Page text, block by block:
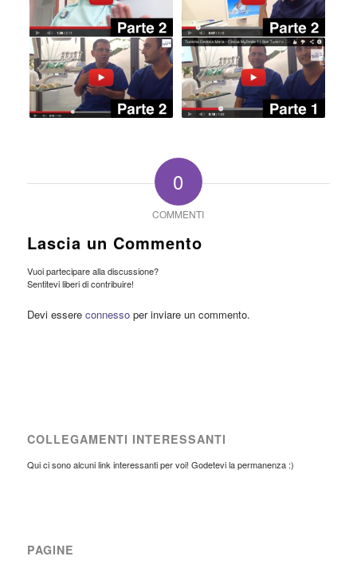
0
COMMENTI
Lascia un Commento
Vuoi partecipare alla discussione?
Sentitevi liberi di contribuire!
Devi essere connessoper inviare un commento.
COLLEGAMENTI INTERESSANTI
Qui ci sono alcuni link interessanti per voi! Godetevi la permanenza :)
PAGINE